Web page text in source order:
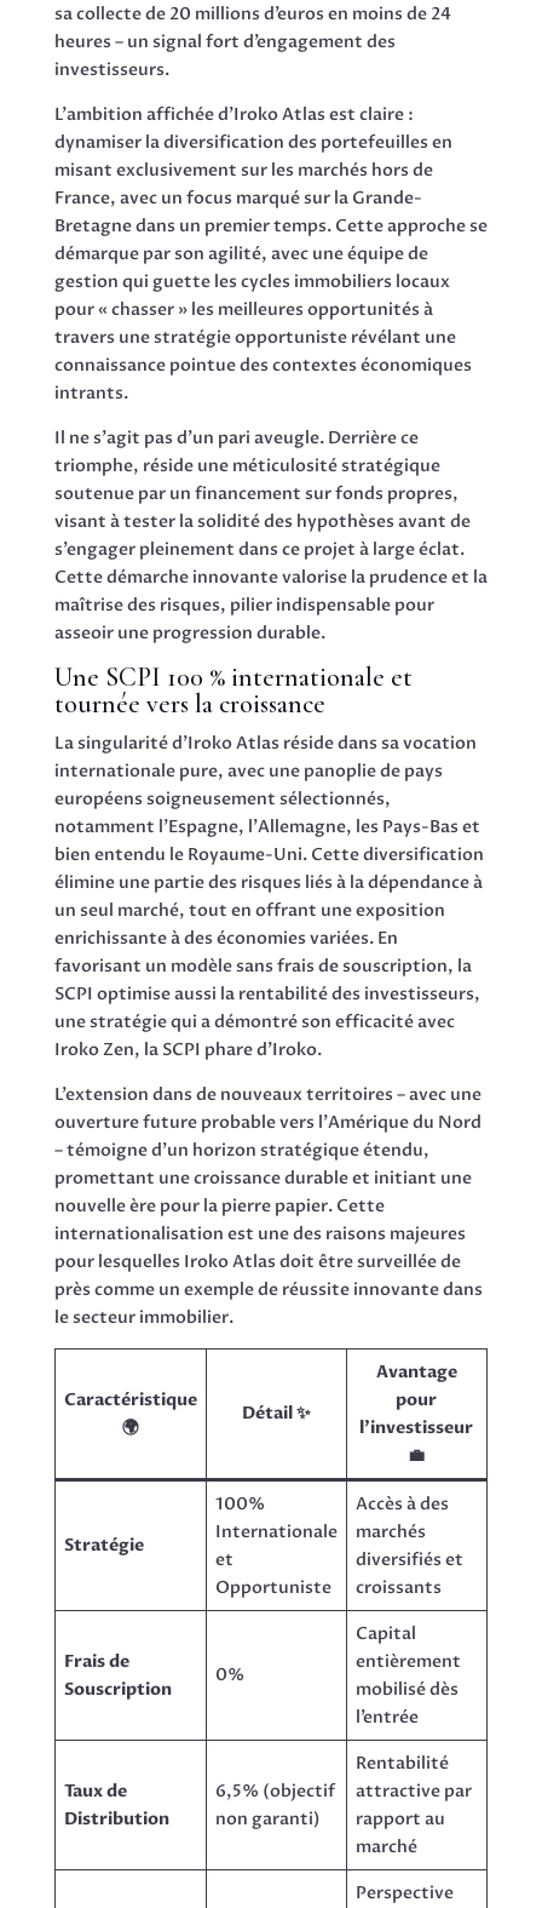
sa collecte de 20 millions d’euros en moins de 24
heures – un signal fort d’engagement des
investisseurs.
L’ambition affichée d’Iroko Atlas est claire :
dynamiser la diversification des portefeuilles en
misant exclusivement sur les marchés hors de
France, avec un focus marqué sur la Grande-
Bretagne dans un premier temps. Cette approche se
démarque par son agilité, avec une équipe de
gestion qui guette les cycles immobiliers locaux
pour « chasser » les meilleures opportunités à
travers une stratégie opportuniste révélant une
connaissance pointue des contextes économiques
intrants.
Il ne s’agit pas d’un pari aveugle. Derrière ce
triomphe, réside une méticulosité stratégique
soutenue par un financement sur fonds propres,
visant à tester la solidité des hypothèses avant de
s’engager pleinement dans ce projet à large éclat.
Cette démarche innovante valorise la prudence et la
maîtrise des risques, pilier indispensable pour
asseoir une progression durable.
Une SCPI 100 % internationale et
tournée vers la croissance
La singularité d’Iroko Atlas réside dans sa vocation
internationale pure, avec une panoplie de pays
européens soigneusement sélectionnés,
notamment l’Espagne, l’Allemagne, les Pays-Bas et
bien entendu le Royaume-Uni. Cette diversification
élimine une partie des risques liés à la dépendance à
un seul marché, tout en offrant une exposition
enrichissante à des économies variées. En
favorisant un modèle sans frais de souscription, la
SCPI optimise aussi la rentabilité des investisseurs,
une stratégie qui a démontré son efficacité avec
Iroko Zen, la SCPI phare d’Iroko.
L’extension dans de nouveaux territoires – avec une
ouverture future probable vers l’Amérique du Nord
– témoigne d’un horizon stratégique étendu,
promettant une croissance durable et initiant une
nouvelle ère pour la pierre papier. Cette
internationalisation est une des raisons majeures
pour lesquelles Iroko Atlas doit être surveillée de
près comme un exemple de réussite innovante dans
le secteur immobilier.
Caractéristique
🌍
Détail ✨
Avantage
pour
l’investisseur
💼
Stratégie
100%
Internationale
et
Opportuniste
Accès à des
marchés
diversifiés et
croissants
Frais de
Souscription
0%
Capital
entièrement
mobilisé dès
l’entrée
Taux de
Distribution
6,5% (objectif
non garanti)
Rentabilité
attractive par
rapport au
marché
Perspective